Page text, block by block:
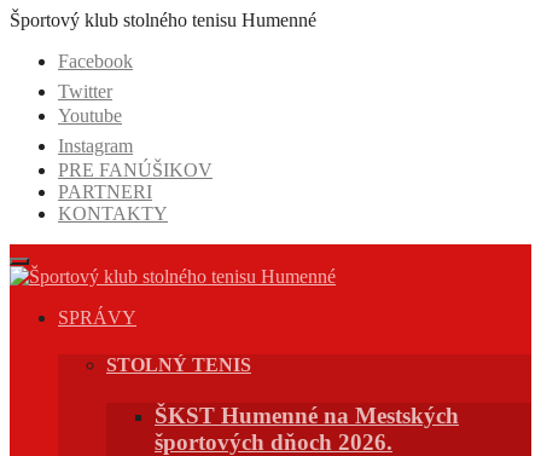
Prejsť
obsah
Športový klub stolného tenisu Humenné
Facebook
Twitter
Youtube
Instagram
PRE FANÚŠIKOV
PARTNERI
KONTAKTY
SPRÁVY
STOLNÝ TENIS
ŠKST Humenné na Mestských
športových dňoch 2026.